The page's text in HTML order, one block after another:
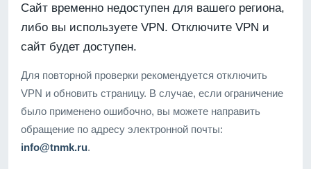
Сайт временно недоступен для вашего региона,
либо вы используете VPN. Отключите VPN и
сайт будет доступен.
Для повторной проверки рекомендуется отключить
VPN и обновить страницу. В случае, если ограничение
было применено ошибочно, вы можете направить
обращение по адресу электронной почты:
info@tnmk.ru.